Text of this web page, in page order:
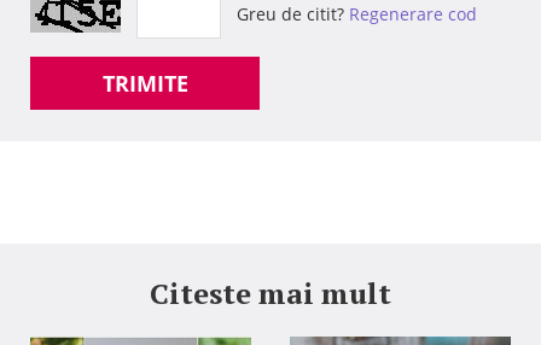
Greu de citit? Regenerare cod
TRIMITE
Citeste mai mult